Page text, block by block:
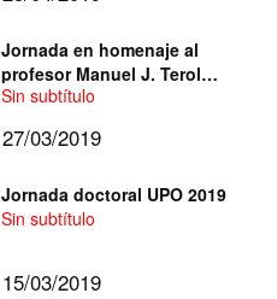
Jornada en homenaje al
profesor Manuel J. Terol
Becerra
Sin subtítulo
27/03/2019
Jornada doctoral UPO 2019
Sin subtítulo
15/03/2019